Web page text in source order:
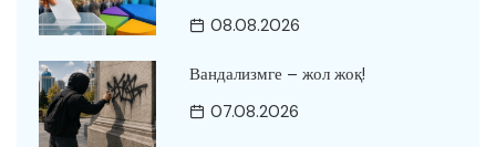
08.08.2026
Вандализмге – жол жоқ!
07.08.2026